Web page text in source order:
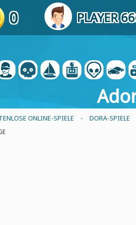
0 PLAYER
ONLINE-SPIELE - DORA-SPIELE